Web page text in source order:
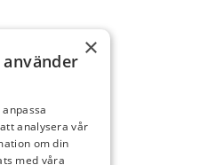
×
analysera vår
om din
med våra